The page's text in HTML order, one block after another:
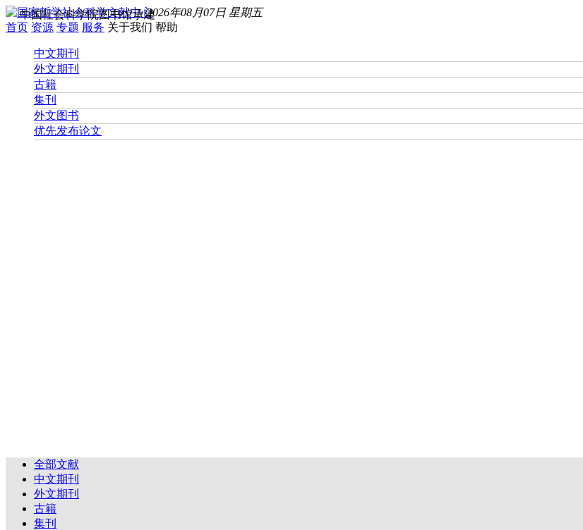
2026年08月07日 星期五
中国社会科学院图书馆承建
首页 资源 专题 服务 关于我们 帮助
中文期刊
外文期刊
古籍
集刊
外文图书
优先发布论文
全部文献
中文期刊
外文期刊
古籍
集刊